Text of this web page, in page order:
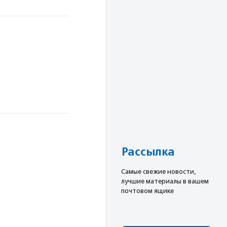
Рассылка
Cамые свежие новости,
лучшие материалы в вашем
почтовом ящике